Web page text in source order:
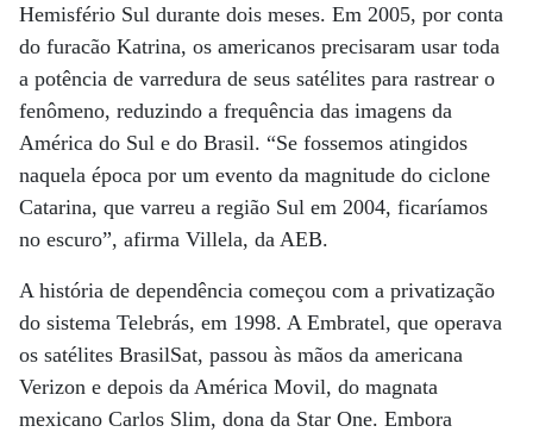
Hemisfério Sul durante dois meses. Em 2005, por conta
do furacão Katrina, os americanos precisaram usar toda
a potência de varredura de seus satélites para rastrear o
fenômeno, reduzindo a frequência das imagens da
América do Sul e do Brasil. “Se fossemos atingidos
naquela época por um evento da magnitude do ciclone
Catarina, que varreu a região Sul em 2004, ficaríamos
no escuro”, afirma Villela, da AEB.
A história de dependência começou com a privatização
do sistema Telebrás, em 1998. A Embratel, que operava
os satélites BrasilSat, passou às mãos da americana
Verizon e depois da América Movil, do magnata
mexicano Carlos Slim, dona da Star One. Embora